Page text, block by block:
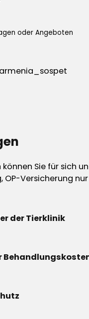
oder Angeboten
Sie für sich
OP-Versicherung
der Tierklinik